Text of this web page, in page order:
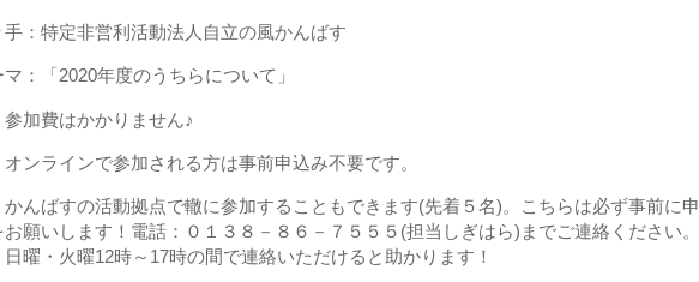
：特定非営利活動法人自立の風かんばす
：「2020年度のうちらについて」
加費はかかりません♪
ンラインで参加される方は事前申込み不要です。
んばすの活動拠点で轍に参加することもできます(先着５名)。こちらは必ず事前に申
願いします！電話：０１３８－８６－７５５５(担当しぎはら)までご連絡ください。
曜・火曜12時～17時の間で連絡いただけると助かります！